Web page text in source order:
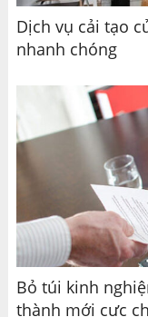
Dịch vụ cải tạo
nhanh chóng
Bỏ túi kinh
thành mới cực